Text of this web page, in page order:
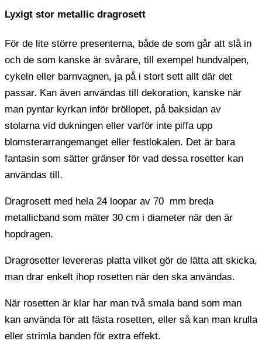
Lyxigt stor metallic dragrosett
För de lite större presenterna, både de som går att slå in
och de som kanske är svårare, till exempel hundvalpen,
cykeln eller barnvagnen, ja på i stort sett allt där det
passar. Kan även användas till dekoration, kanske när
man pyntar kyrkan inför bröllopet, på baksidan av
stolarna vid dukningen eller varför inte piffa upp
blomsterarrangemanget eller festlokalen. Det är bara
fantasin som sätter gränser för vad dessa rosetter kan
användas till.
Dragrosett med hela 24 loopar av 70 mm breda
metallicband som mäter 30 cm i diameter när den är
hopdragen.
Dragrosetter levereras platta vilket gör de lätta att skicka,
man drar enkelt ihop rosetten när den ska användas.
När rosetten är klar har man två smala band som man
kan använda för att fästa rosetten, eller så kan man krulla
eller strimla banden för extra effekt.